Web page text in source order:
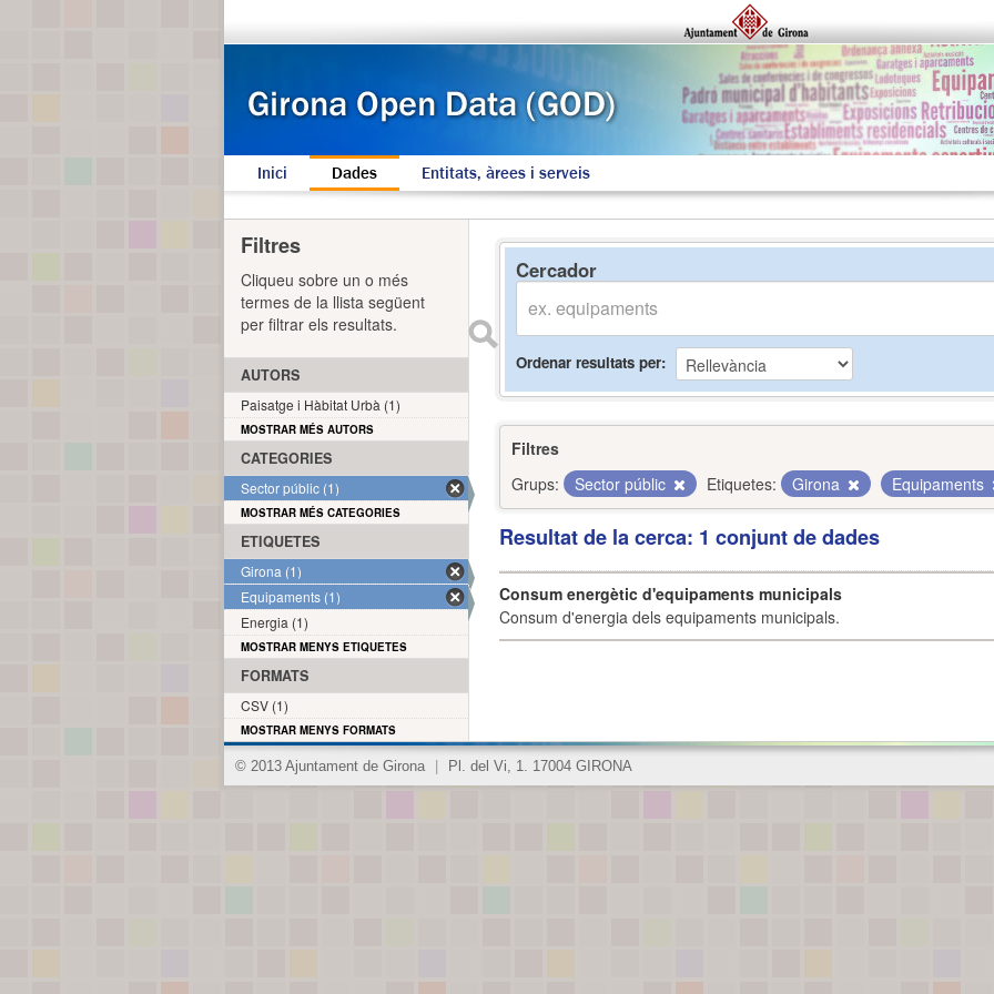
Inici Dades Entitats, àrees i serveis
Cercador
Ordenar resultats per
Filtres
Grups:
Sector públic Etiquetes: Girona Equipaments
Resultat de la cerca: 1 conjunt de dades
Consum energètic d'equipaments municipals
Consum d'energia dels equipaments municipals.
Filtres
Cliqueu sobre un o més
termes de la llista següent
per filtrar els resultats.
AUTORS
Paisatge i Hàbitat Urbà (1)
MOSTRAR MÉS AUTORS
CATEGORIES
Sector públic (1)
MOSTRAR MÉS CATEGORIES
ETIQUETES
Girona (1)
Equipaments (1)
Energia (1)
MOSTRAR MENYS ETIQUETES
FORMATS
CSV (1)
MOSTRAR MENYS FORMATS
© 2013 Ajuntament de Girona Pl. del Vi, 1. 17004 GIRONA